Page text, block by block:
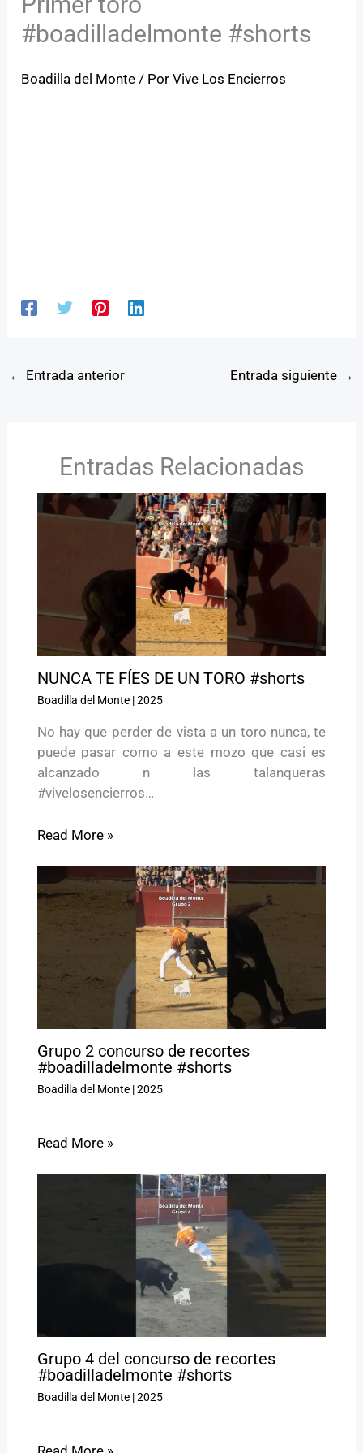
#boadilladelmonte #shorts
Boadilla del Monte / PorVive Los Encierros
← Entrada anterior Entrada siguiente →
Entradas Relacionadas
NUNCA TE FÍES DE UN TORO #shorts
Boadilla del Monte|2025
No hay que perder de vista a un toro nunca, te
puede pasar como a este mozo que casi es
alcanzado n las talanqueras
#vivelosencierros…
Read More »
Grupo 2 concurso de recortes
#boadilladelmonte #shorts
Boadilla del Monte|2025
Read More »
Grupo 4 del concurso de recortes
#boadilladelmonte #shorts
Boadilla del Monte|2025